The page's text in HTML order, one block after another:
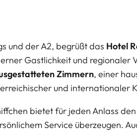
und der A2, begrüßt das Hotel
Gastlichkeit und regionaler
Zimmern, einer
und internationaler
bietet für jeden Anlass
Service überzeugen.